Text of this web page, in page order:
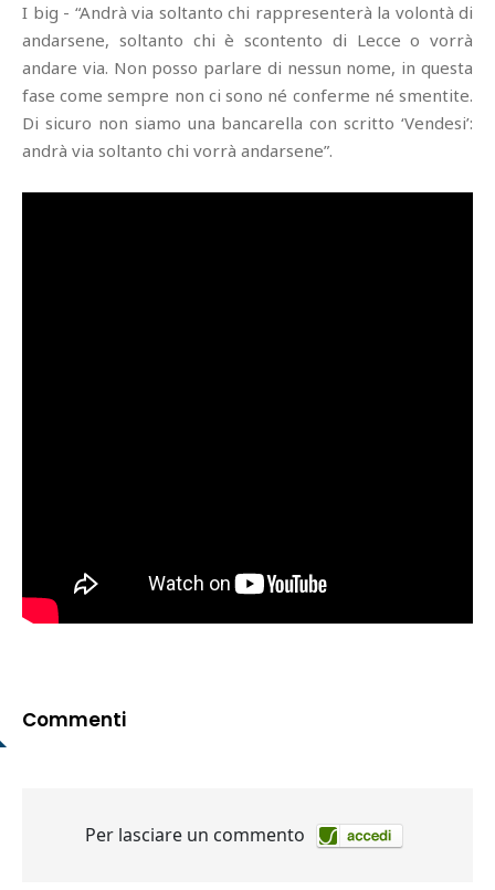
I big - “Andrà via soltanto chi rappresenterà la volontà di
andarsene, soltanto chi è scontento di Lecce o vorrà
andare via. Non posso parlare di nessun nome, in questa
fase come sempre non ci sono né conferme né smentite.
Di sicuro non siamo una bancarella con scritto ‘Vendesi’:
andrà via soltanto chi vorrà andarsene”.
Commenti